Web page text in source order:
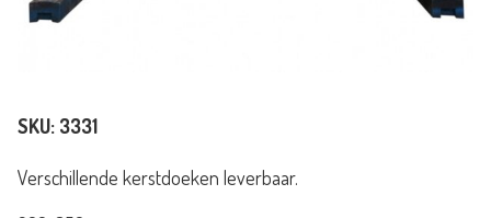
SKU: 3331
Verschillende kerstdoeken leverbaar.